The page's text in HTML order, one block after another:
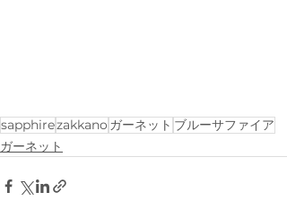
sapphirezakkano ガーネット ブルーサファイア
ガーネット